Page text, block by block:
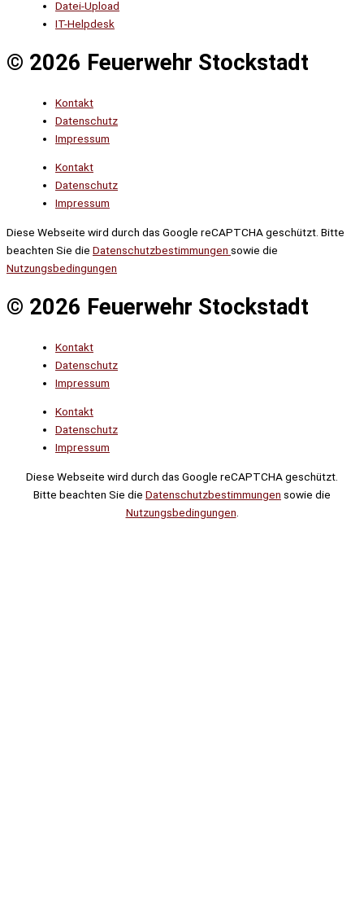
Datei-Upload
IT-Helpdesk
© 2026 Feuerwehr Stockstadt
Kontakt
Datenschutz
Impressum
Kontakt
Datenschutz
Impressum
Diese Webseite wird durch das Google reCAPTCHA geschützt. Bitte
beachten Sie die Datenschutzbestimmungen sowie die
Nutzungsbedingungen
© 2026 Feuerwehr Stockstadt
Kontakt
Datenschutz
Impressum
Kontakt
Datenschutz
Impressum
Diese Webseite wird durch das Google reCAPTCHA geschützt.
Bitte beachten Sie die Datenschutzbestimmungen sowie die
Nutzungsbedingungen